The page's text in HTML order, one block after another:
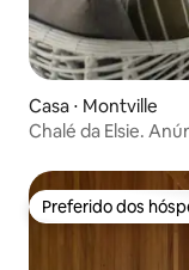
Casa ⋅ Montville
Chalé da Elsie.
Preferido dos
Preferido dos